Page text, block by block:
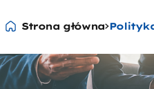
Strona główna